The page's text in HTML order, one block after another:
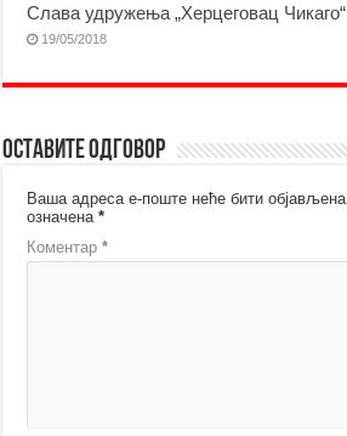
Слава удружења „Херцеговац Чикаго“
19/05/2018
Оставите одговор
Ваша адреса е-поште неће бити објављена.
означена*
Коментар*